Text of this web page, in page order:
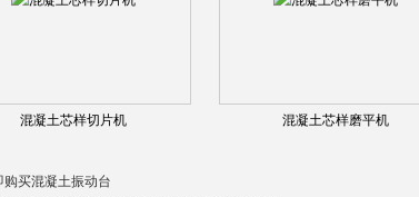
混凝土芯样切片机 混凝土芯样磨平机
购买混凝土振动台